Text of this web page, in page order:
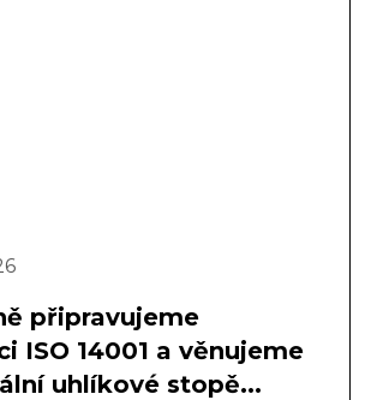
připravujeme
ISO 14001 a věnujeme
uhlíkové stopě...